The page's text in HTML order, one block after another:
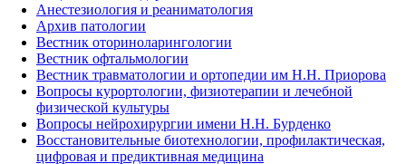
Анестезиология и реаниматология
Архив патологии
Вестник оториноларингологии
Вестник офтальмологии
Вестник травматологии и ортопедии им Н.Н. Приорова
Вопросы курортологии, физиотерапии и лечебной
физической культуры
Вопросы нейрохирургии имени Н.Н. Бурденко
Восстановительные биотехнологии, профилактическая,
цифровая и предиктивная медицина